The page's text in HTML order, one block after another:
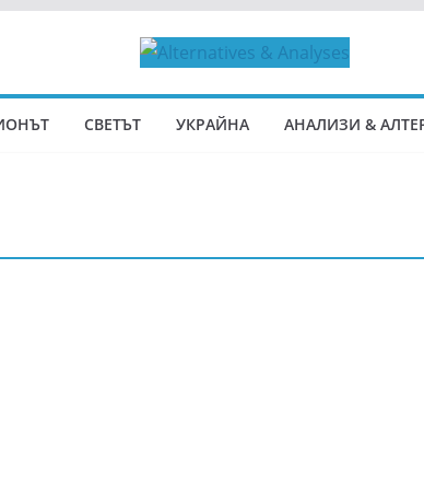
СВЕТЪТ УКРАЙНА АНАЛИЗИ &